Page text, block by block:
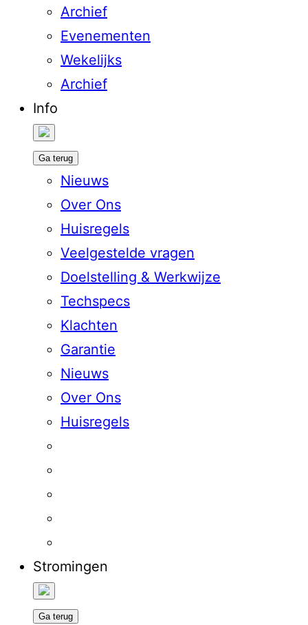
Archief
Evenementen
Wekelijks
Archief
Info
Ga terug
Nieuws
Over Ons
Huisregels
Veelgestelde vragen
Doelstelling & Werkwijze
Techspecs
Klachten
Garantie
Nieuws
Over Ons
Huisregels
Stromingen
Ga terug